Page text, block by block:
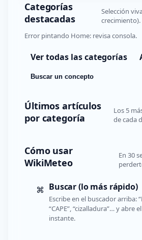
Categorías
destacadas
Selección
crecimiento).
Error pintando Home: revisa consola.
Ver todas las categorías
Buscar un concepto
Últimos artículos
por categoría
Los 5
de cada
Cómo usar
WikiMeteo
En 30
⌘ Buscar (lo más rápido)
Escribe en el buscador arriba:
“CAPE”, “cizalladura”… y abre
instante.